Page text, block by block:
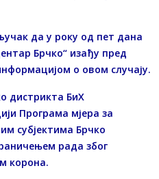
да у року од пет дана
Брчко“ изађу пред
о овом случају.
дистрикта БиХ
Програма мјера за
субјектима Брчко
рада због
корона.